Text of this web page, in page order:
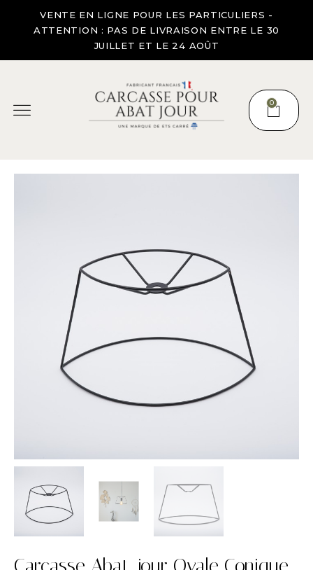
VENTE EN LIGNE POUR LES PARTICULIERS -
ATTENTION : PAS DE LIVRAISON ENTRE LE 30
JUILLET ET LE 24 AOÛT
0